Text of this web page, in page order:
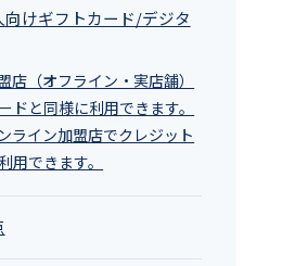
向けギフトカード/デジタ
店（オフライン・実店舗）
ドと同様に利用できます。
ライン加盟店でクレジット
用できます。